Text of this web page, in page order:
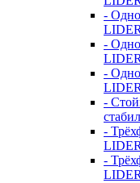
-
-
-
-
-
-